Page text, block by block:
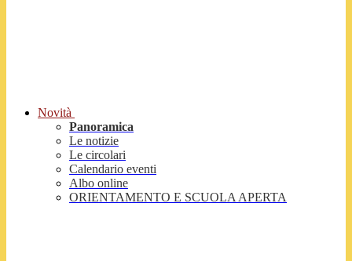
Novità
Panoramica
Le notizie
Le circolari
Calendario eventi
Albo online
ORIENTAMENTO E SCUOLA APERTA